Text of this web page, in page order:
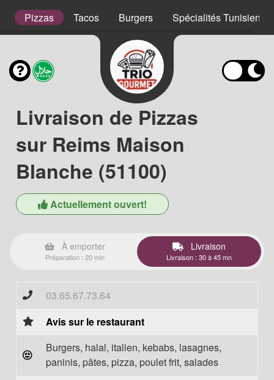
Pizzas Tacos Burgers Spécialités
Livraison de Pizzas
sur Reims Maison
Blanche (51100)
Actuellement ouvert!
À emporter
Préparation : 20 min
Livraison
Livraison : 30 à 45 mn
03.65.67.73.64
Avis sur le restaurant
Burgers, halal, italien, kebabs, lasagnes,
paninis, pâtes, pizza, poulet frit, salades